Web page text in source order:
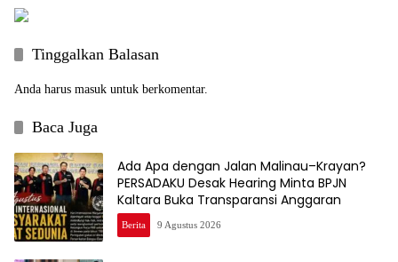
Tinggalkan Balasan
Anda harus masuk untuk berkomentar.
Baca Juga
Ada Apa dengan Jalan Malinau–Krayan?
PERSADAKU Desak Hearing Minta BPJN
Kaltara Buka Transparansi Anggaran
Berita 9 Agustus 2026